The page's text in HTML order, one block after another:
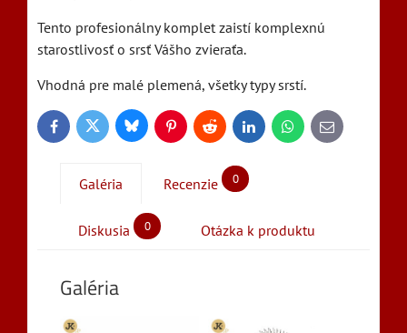
Tento profesionálny komplet zaistí komplexnú
starostlivosť o srsť Vášho zvieraťa.
Vhodná pre malé plemená, všetky typy srstí.
FacebookTwitter BlueskyPinterestReddit LinkedInWhatsApp
E-
mail
Galéria Recenzie 0
Diskusia 0 Otázka k produktu
Galéria